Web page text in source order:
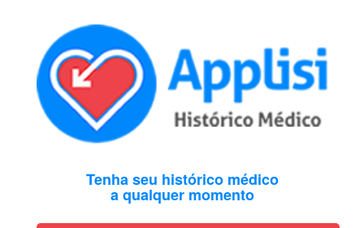
Tenha seu histórico médico
a qualquer momento